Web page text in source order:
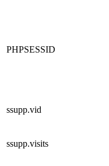
PHPSESSID
ssupp.vid
ssupp.visits